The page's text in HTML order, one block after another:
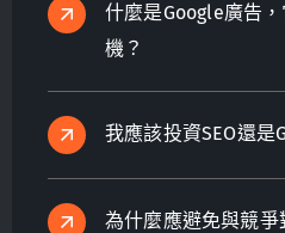
什麼是Google廣告
機？
我應該投資SEO還是
為什麼應避免與競爭